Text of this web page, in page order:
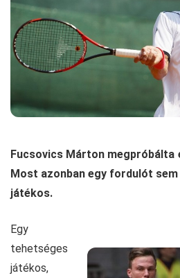
Fucsovics Márton
Most azonban egy fordulót
játékos.
Egy
tehetséges
játékos,